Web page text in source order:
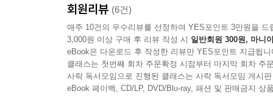
---「13장 개혁주의 인식론」중에서
철학은 그 성격 자체로 인해 실재 전체와 관계하
를 가정한다. 이는 11장에서 보았듯 그러한 아르
지 않음을 볼 수 있기 위해 어딘가에 서 있어야 하
저자들의 주장처럼 그리스도인에게는 선교적 삶
이해하고 그에 따라 사유하고 활동하며 그리스도
그리스도인의 삶과 경험을 깊이 있게 만드는
조화를 모색하는 그리스도인에게, 『그리스도인
독자 대상
세계관과 창조, 타락, 구속의 성경 이야기가 서로
위해서는 성경 이야기에 기초한 세계관이 반드
세계관을 렌즈와 지도로 사용하여 철학 안에 어
준다. 이 책에 등장하는 가상의 철학 과목 수강생
- 양성만 (우석대학교 교양학부 교수)
회원리뷰 (6건)
매주 10건의 우수리뷰를 선정하여 YES포인트 3만원을 드
3,000원 이상 구매 후 리뷰 작성 시 일반회원 300원, 마니
eBook은 다운로드 후 작성한 리뷰만 YES포인트 지급됩니
클래스는 첫번째 회차 주문확정 시점부터 마지막 회차 주
사락 독서모임으로 진행된 클래스는 사락 독서모임 게시
eBook 페이백, CD/LP, DVD/Blu-ray, 패션 및 판매금지 상